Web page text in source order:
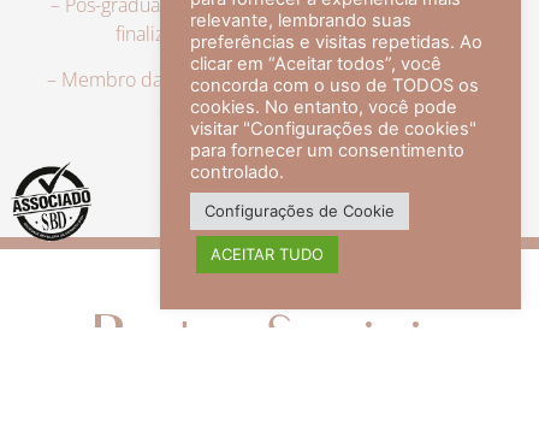
finalizado a especialização em 2007.
– Membro da Sociedade Brasileira de Dermatologia,
com título de especialista.
veja mais +
Redes Sociais
relevante, lembrando suas
preferências e visitas repetidas. Ao
clicar em “Aceitar todos”, você
concorda com o uso de TODOS os
cookies. No entanto, você pode
visitar "Configurações de cookies"
para fornecer um consentimento
controlado.
Configurações de Cookie
ACEITAR TUDO